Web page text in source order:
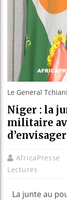
Le General Tchiani
Niger : la
militaire
AfricaPresse
Lectures
La junte au